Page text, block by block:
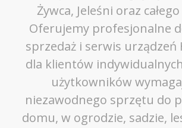
Żywca, Jeleśni oraz
Oferujemy profesjonalne
sprzedaż i serwis urządzeń
dla klientów
użytkowników
niezawodnego sprzętu do
domu, w ogrodzie, sadzie,